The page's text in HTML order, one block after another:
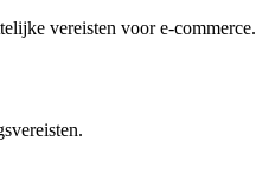
vereisten voor e-commerce.